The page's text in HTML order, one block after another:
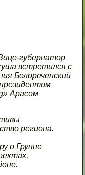
губернатор
встретился с
Белореченский
Арасом
региона.
о Группе